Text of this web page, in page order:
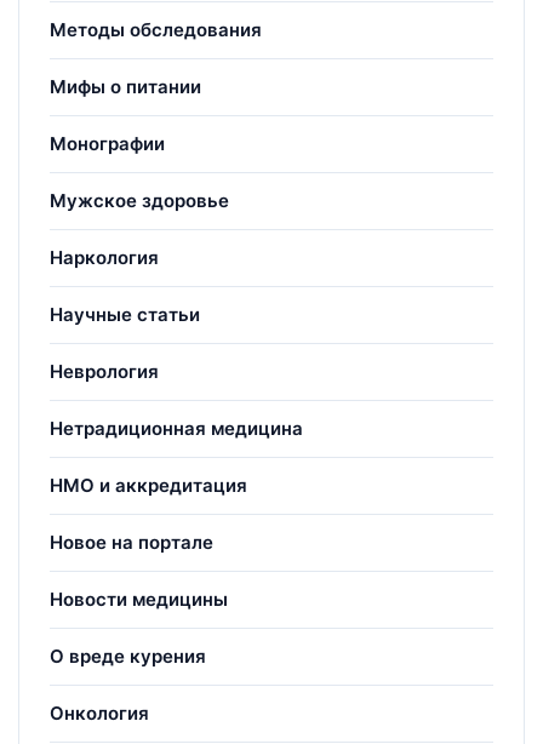
Методы обследования
Мифы о питании
Монографии
Мужское здоровье
Наркология
Научные статьи
Неврология
Нетрадиционная медицина
НМО и аккредитация
Новое на портале
Новости медицины
О вреде курения
Онкология